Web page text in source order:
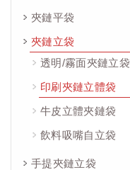
夾鏈平袋
夾鏈立袋
透明/霧面夾鏈立袋
印刷夾鏈立體袋
牛皮立體夾鏈袋
飲料吸嘴自立袋
手提夾鏈立袋